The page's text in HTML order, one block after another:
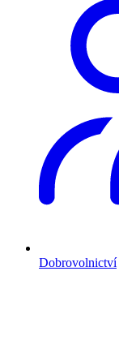
Dobrovolnictví